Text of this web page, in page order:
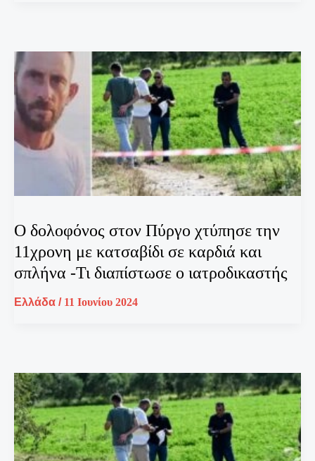
Ο δολοφόνος στον Πύργο χτύπησε την
11χρονη με κατσαβίδι σε καρδιά και
σπλήνα -Τι διαπίστωσε ο ιατροδικαστής
Ελλάδα / 11 Ιουνίου 2024